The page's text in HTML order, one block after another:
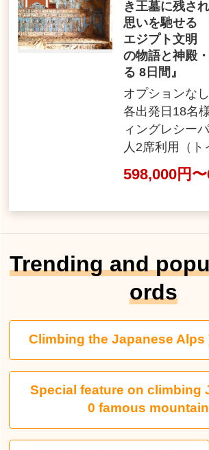
き王墓に残さ
思いを馳せる
エジプト文明
の物語と神殿
る 8日間』
オプションな
各出発日18名
ィングレシー
人2席利用（ト
598,000円
Trending and
ords
Climbing the Japanese Alps
Special feature on climbing
0 famous